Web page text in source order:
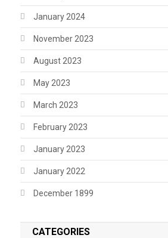
January 2024
November 2023
August 2023
May 2023
March 2023
February 2023
January 2023
January 2022
December 1899
CATEGORIES